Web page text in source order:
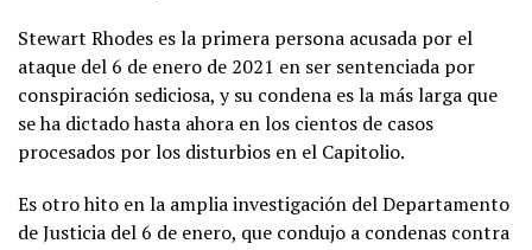
Stewart Rhodes es la primera persona acusada por el
ataque del 6 de enero de 2021 en ser sentenciada por
conspiración sediciosa, y su condena es la más larga que
se ha dictado hasta ahora en los cientos de casos
procesados por los disturbios en el Capitolio.
Es otro hito en la amplia investigación del Departamento
de Justicia del 6 de enero, que condujo a condenas contra